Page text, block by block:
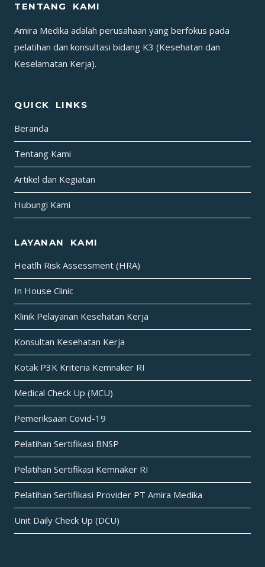
TULANG
TENTANG KAMI
Amira Medika adalah perusahaan yang berfokus pada
pelatihan dan konsultasi bidang K3 (Kesehatan dan
Keselamatan Kerja).
QUICK LINKS
Beranda
Tentang Kami
Artikel dan Kegiatan
Hubungi Kami
LAYANAN KAMI
Heatlh Risk Assessment (HRA)
In House Clinic
Klinik Pelayanan Kesehatan Kerja
Konsultan Kesehatan Kerja
Kotak P3K Kriteria Kemnaker RI
Medical Check Up (MCU)
Pemeriksaan Covid-19
Pelatihan Sertifikasi BNSP
Pelatihan Sertifikasi Kemnaker RI
Pelatihan Sertifikasi Provider PT Amira Medika
Unit Daily Check Up (DCU)